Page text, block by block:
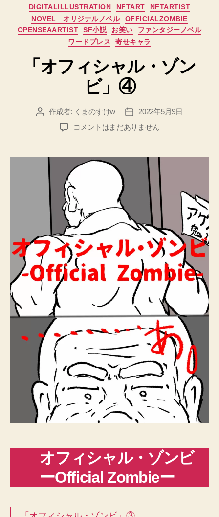
カ
テ
ゴ
リ
ー
DIGITALILLUSTRATION NFTART
NFTARTIST
NOVEL オリジナルノベル
OFFICIALZOMBIE
OPENSEAARTIST
SF小説 お笑い
ファンタジーノベル
ワードプレス
寄せキャラ
「オフィシャル・ゾン
ビ」④
投 作成者: くまのすけw
投
稿
日
2022年5月9日
「オ
シ
ャ
ゾ
ン
ビ」
④
へ
の
コメントはまだありません
オフィシャル・ゾンビ
ーOfficial Zombieー